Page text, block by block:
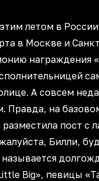
летом в
в Москве и
награждения
А совсем
Правда, на
разместила пост с
Билли,
называется
Big», певицы